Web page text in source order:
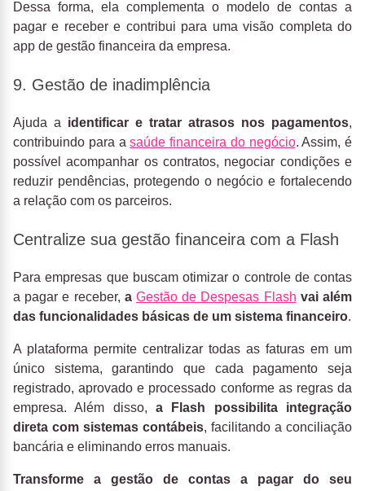
Dessa forma, ela complementa o modelo de contas a
pagar e receber e contribui para uma visão completa do
app de gestão financeira da empresa.
9. Gestão de inadimplência
Ajuda a identificar e tratar atrasos nos pagamentos,
contribuindo para asaúde financeira do negócio. Assim, é
possível acompanhar os contratos, negociar condições e
reduzir pendências, protegendo o negócio e fortalecendo
a relação com os parceiros.
Centralize sua gestão financeira com a Flash
Para empresas que buscam otimizar o controle de contas
a pagar e receber, aGestão de Despesas Flash vai além
das funcionalidades básicas de um sistema financeiro.
A plataforma permite centralizar todas as faturas em um
único sistema, garantindo que cada pagamento seja
registrado, aprovado e processado conforme as regras da
empresa. Além disso, a Flash possibilita integração
direta com sistemas contábeis, facilitando a conciliação
bancária e eliminando erros manuais.
Transforme a gestão de contas a pagar do seu